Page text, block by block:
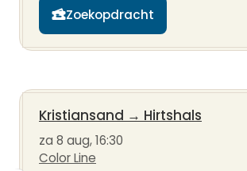
Zoekopdracht
Kristiansand → Hirtshals
za 8 aug, 16:30
Color Line